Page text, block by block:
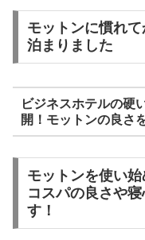
モットンに慣れ
泊まりました
ビジネスホテルの硬
開！モットンの良さ
モットンを使い
コスパの良さや
す！